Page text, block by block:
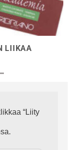
LIIKAA
“Liity